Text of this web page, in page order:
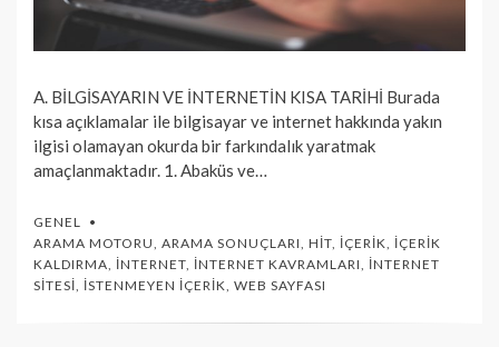
A. BİLGİSAYARIN VE İNTERNETİN KISA TARİHİ Burada
kısa açıklamalar ile bilgisayar ve internet hakkında yakın
ilgisi olamayan okurda bir farkındalık yaratmak
amaçlanmaktadır. 1. Abaküs ve…
GENEL
ARAMA MOTORU, ARAMA SONUÇLARI, HIT, İÇERIK, İÇERIK
KALDIRMA, İNTERNET, İNTERNET KAVRAMLARI, İNTERNET
SITESI, İSTENMEYEN İÇERIK, WEB SAYFASI